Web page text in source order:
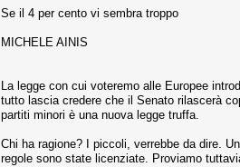
Se il 4 per cento vi sembra troppo
MICHELE AINIS
La legge con cui voteremo alle Europee
tutto lascia credere che il Senato rilascerà
partiti minori è una nuova legge truffa.
Chi ha ragione? I piccoli, verrebbe da dire.
regole sono state licenziate. Proviamo